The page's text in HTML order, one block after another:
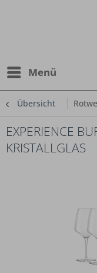
Menü
Übersicht
EXPERIENCE
KRISTALLGLAS